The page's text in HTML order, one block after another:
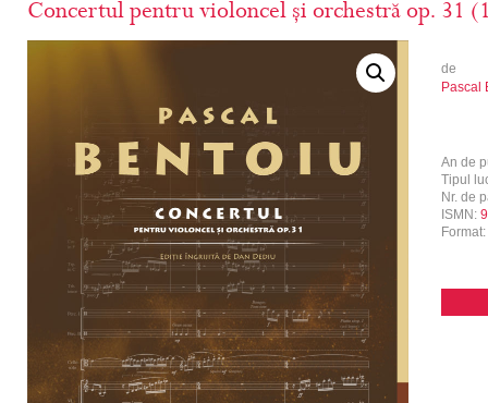
Concertul pentru violoncel și orchestră op. 31
de
Pascal
An de
Tipul
Nr. de
ISMN:
Format: